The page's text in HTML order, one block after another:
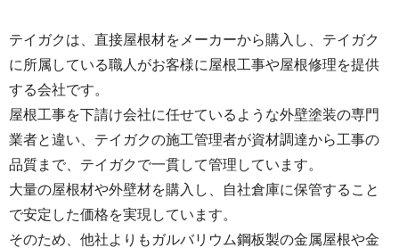
テイガクは、直接屋根材をメーカーから購入し、テイガク
に所属している職人がお客様に屋根工事や屋根修理を提供
する会社です。
屋根工事を下請け会社に任せているような外壁塗装の専門
業者と違い、テイガクの施工管理者が資材調達から工事の
品質まで、テイガクで一貫して管理しています。
大量の屋根材や外壁材を購入し、自社倉庫に保管すること
で安定した価格を実現しています。
そのため、他社よりもガルバリウム鋼板製の金属屋根や金